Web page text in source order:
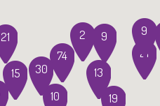
21
74
10
15
30
19
21
13
9
2
9